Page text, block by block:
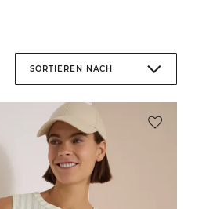
SORTIEREN NACH